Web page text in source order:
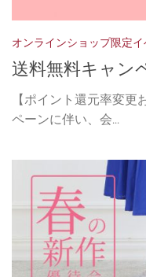
オンラインショップ限定イ
送料無料キャン
【ポイント還元率変
ペーンに伴い、会...